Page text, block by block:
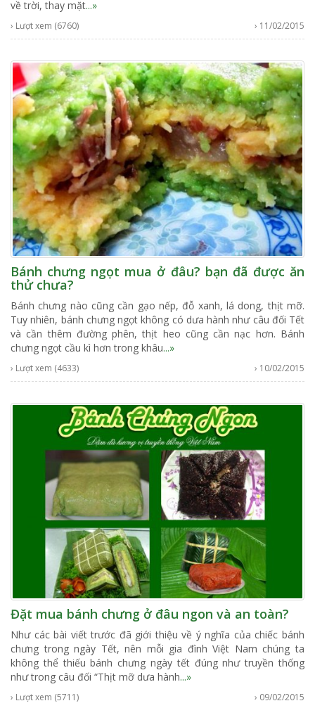
về trời, thay mặt...»
› Lượt xem (6760) › 11/02/2015
Bánh chưng ngọt mua ở đâu? bạn đã được ăn
thử chưa?
Bánh chưng nào cũng cần gạo nếp, đỗ xanh, lá dong, thịt mỡ.
Tuy nhiên, bánh chưng ngọt không có dưa hành như câu đối Tết
và cần thêm đường phên, thịt heo cũng cần nạc hơn. Bánh
chưng ngọt cầu kì hơn trong khâu...»
› Lượt xem (4633) › 10/02/2015
Đặt mua bánh chưng ở đâu ngon và an toàn?
Như các bài viết trước đã giới thiệu về ý nghĩa của chiếc bánh
chưng trong ngày Tết, nên mỗi gia đình Việt Nam chúng ta
không thể thiếu bánh chưng ngày tết đúng như truyền thống
như trong câu đối “Thịt mỡ dưa hành...»
› Lượt xem (5711) › 09/02/2015